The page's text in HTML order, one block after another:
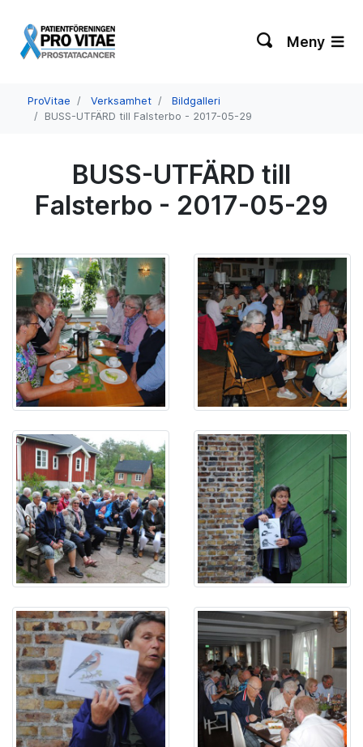
Meny
ProVitae Verksamhet
Bildgalleri
BUSS-UTFÄRD till Falsterbo - 2017-05-29
BUSS-UTFÄRD till
Falsterbo - 2017-05-29